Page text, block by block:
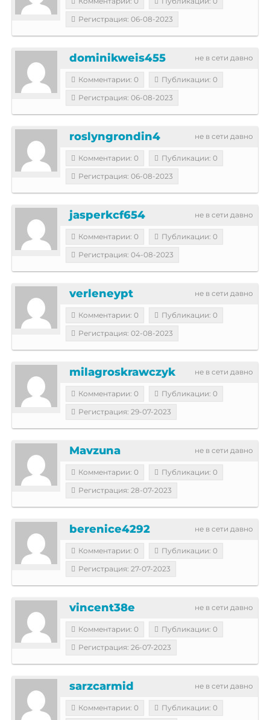
Регистрация: 06-08-2023
не в сети давно
dominikweis455
Комментарии: 0
Публикации: 0
Регистрация: 06-08-2023
не в сети давно
roslyngrondin4
Комментарии: 0
Публикации: 0
Регистрация: 06-08-2023
не в сети давно
jasperkcf654
Комментарии: 0
Публикации: 0
Регистрация: 04-08-2023
не в сети давно
verleneypt
Комментарии: 0
Публикации: 0
Регистрация: 02-08-2023
не в сети давно
milagroskrawczyk
Комментарии: 0
Публикации: 0
Регистрация: 29-07-2023
не в сети давно
Mavzuna
Комментарии: 0
Публикации: 0
Регистрация: 28-07-2023
не в сети давно
berenice4292
Комментарии: 0
Публикации: 0
Регистрация: 27-07-2023
не в сети давно
vincent38e
Комментарии: 0
Публикации: 0
Регистрация: 26-07-2023
не в сети давно
sarzcarmid
Комментарии: 0
Публикации: 0